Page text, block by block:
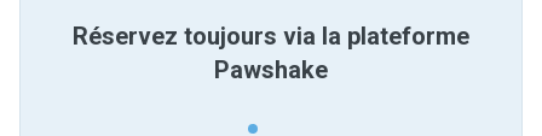
Réservez toujours via la plateforme
Pawshake